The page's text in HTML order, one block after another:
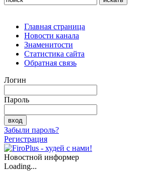
Главная страница
Новости канала
Знаменитости
Статистика сайта
Обратная связь
Логин
Пароль
Забыли пароль?
Регистрация
Новостной информер
Loading...